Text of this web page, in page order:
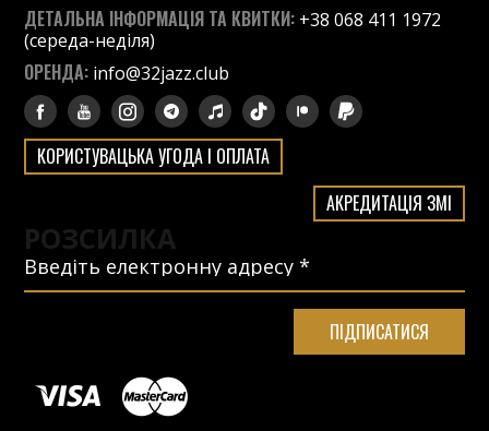
ДЕТАЛЬНА ІНФОРМАЦІЯ ТА КВИТКИ: +38 068 411 1972
(середа-неділя)
ОРЕНДА: info@32jazz.club
КОРИСТУВАЦЬКА УГОДА І ОПЛАТА
АКРЕДИТАЦІЯ ЗМІ
РОЗСИЛКА